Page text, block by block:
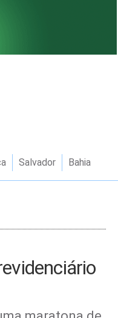
Salvador Bahia